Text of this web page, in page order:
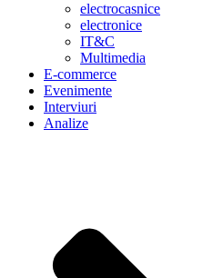
electrocasnice
electronice
IT&C
Multimedia
E-commerce
Evenimente
Interviuri
Analize